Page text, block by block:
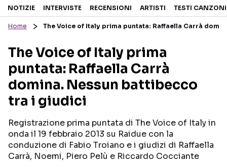
Sezioni
RECENSIONI MUSICALI
INTERVISTE
GOSSIP E CURIOSITÀ
TESTI CANZONI
TOUR ED EVENTI
TALENT SHOW
Seguici sui social
NOTIZIE INTERVISTE RECENSIONI ARTISTI TESTI CANZONI
Home The Voice of Italy prima puntata: Raffaella Carrà
The Voice of Italy prima
puntata: Raffaella Carrà
domina. Nessun battibecco
tra i giudici
Registrazione prima puntata di The Voice of Italy in
onda il 19 febbraio 2013 su Raidue con la
conduzione di Fabio Troiano e i giudizi di Raffaella
Carrà, Noemi, Piero Pelù e Riccardo Cocciante